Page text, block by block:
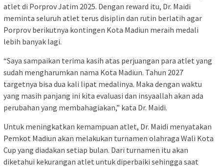
atlet di Porprov Jatim 2025. Dengan reward itu, Dr. Maidi
meminta seluruh atlet terus disiplin dan rutin berlatih agar
Porprov berikutnya kontingen Kota Madiun meraih medali
lebih banyak lagi.
“Saya sampaikan terima kasih atas perjuangan para atlet yang
sudah mengharumkan nama Kota Madiun. Tahun 2027
targetnya bisa dua kali lipat medalinya. Maka dengan waktu
yang masih panjang ini kita evaluasi dan insyaallah akan ada
perubahan yang membahagiakan,” kata Dr. Maidi.
Untuk meningkatkan kemampuan atlet, Dr. Maidi menyatakan
Pemkot Madiun akan melakukan turnamen olahraga Wali Kota
Cup yang diadakan setiap bulan. Dari turnamen itu akan
diketahui kekurangan atlet untuk diperbaiki sehingga saat